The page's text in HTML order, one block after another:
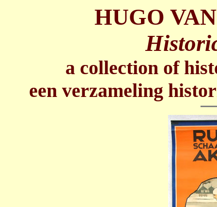
HUGO
a collection of
een verzameling